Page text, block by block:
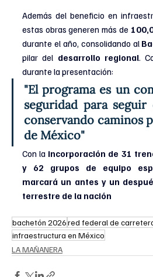
Además del beneficio en
estas obras generen más de
durante el año, consolidando al
pilar del desarrollo regional.
durante la presentación:
"El programa es un
seguridad para
conservando caminos
de México"
Con la incorporación de 31
y 62 grupos de equipo
marcará un antes y un
terrestre de la nación
bachetón 2026red federal de
infraestructura en México
LA MAÑANERA